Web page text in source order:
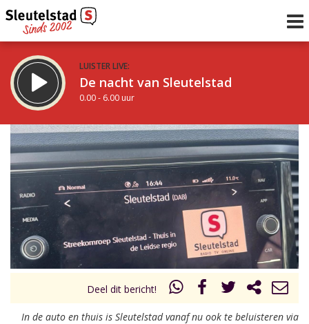
LUISTER LIVE:
De nacht van Sleutelstad
0.00 - 6.00 uur
STRAKS:
De ochtend van Sleutelstad
6.00 - 12.00 uur
Vorig uur
uur 1 van 0 Volgend uur
Deel dit bericht!
In de auto en thuis is Sleutelstad vanaf nu ook te beluisteren via